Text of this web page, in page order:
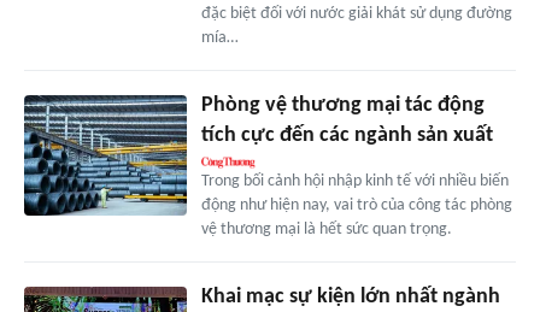
đặc biệt đối với nước giải khát sử dụng đường
mía…
Phòng vệ thương mại tác động
tích cực đến các ngành sản xuất
Trong bối cảnh hội nhập kinh tế với nhiều biến
động như hiện nay, vai trò của công tác phòng
vệ thương mại là hết sức quan trọng.
Khai mạc sự kiện lớn nhất ngành